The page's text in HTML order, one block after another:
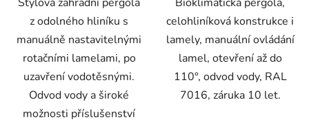
z odolného hliníku s
manuálně nastavitelnými
rotačními lamelami, po
uzavření vodotěsnými.
Odvod vody a široké
možnosti příslušenství
celohliníková konstrukce i
lamely, manuální ovládání
lamel, otevření až do
110°, odvod vody, RAL
7016, záruka 10 let.